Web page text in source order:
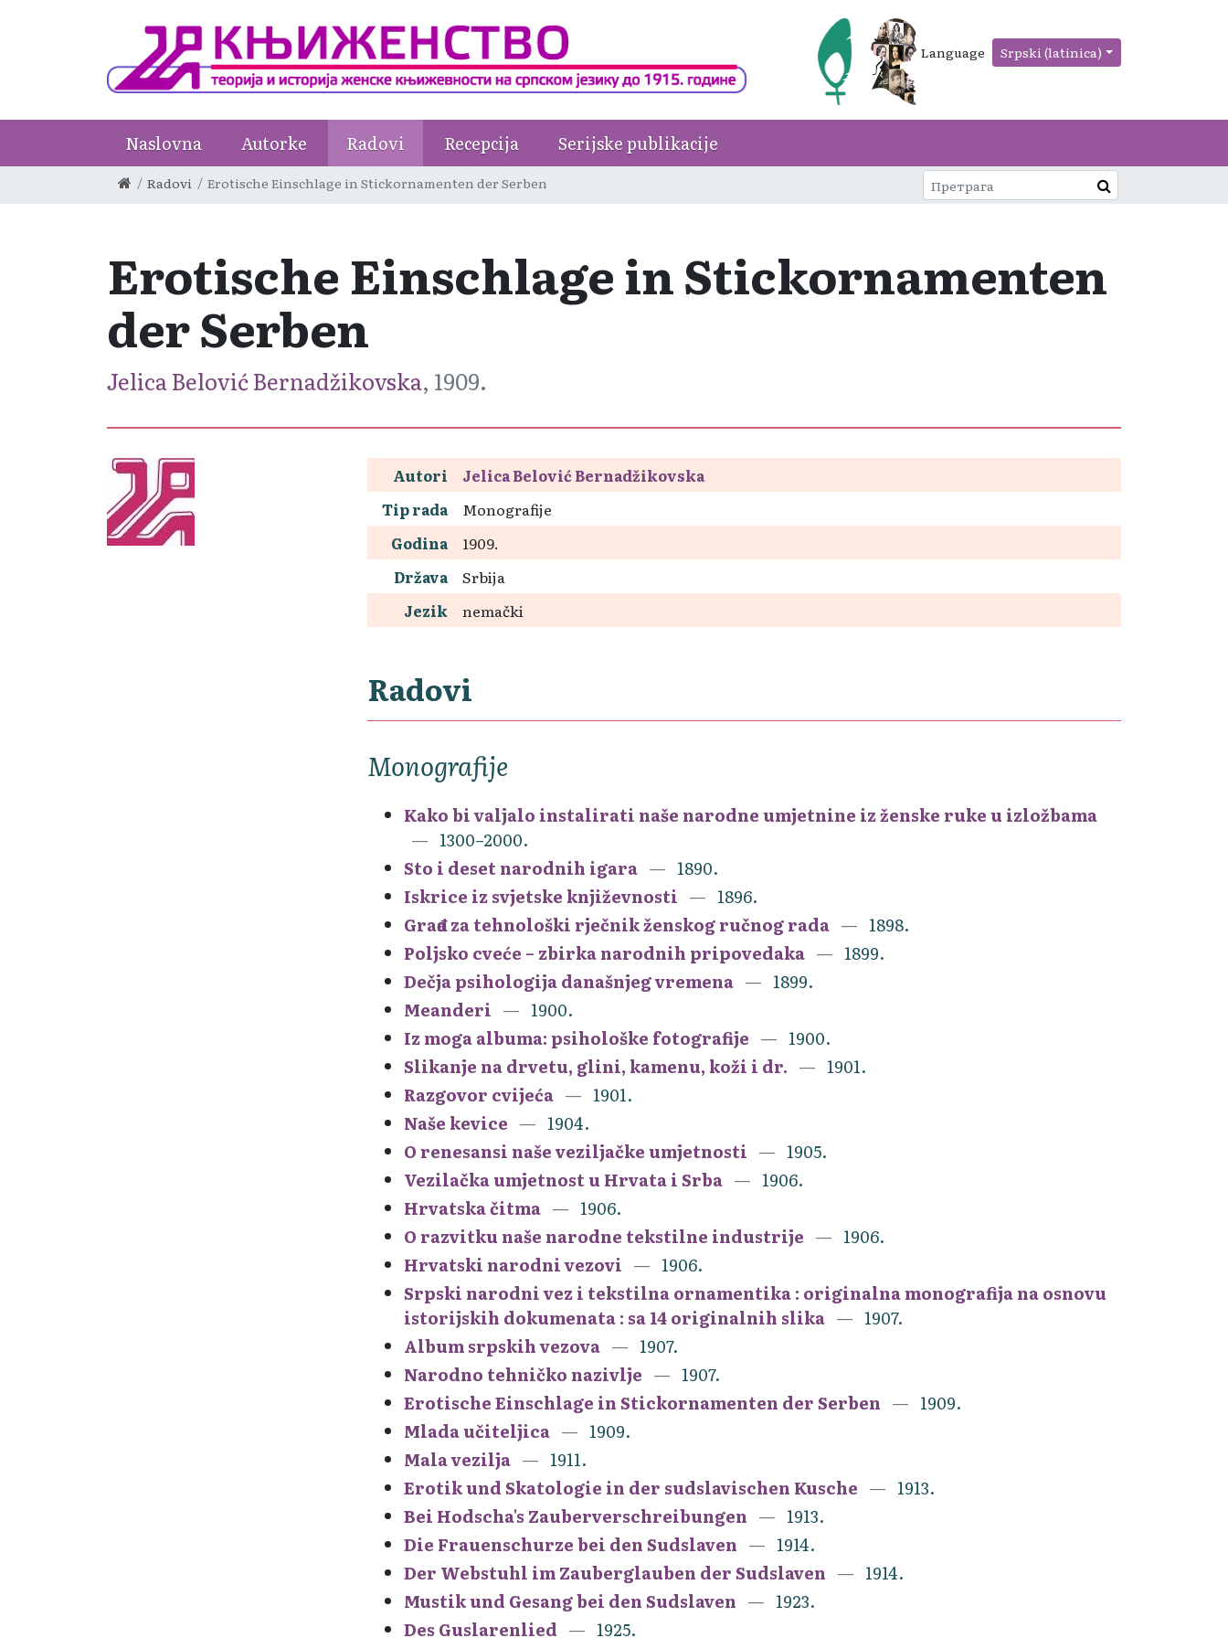
Language Srpski (latinica)
Naslovna Autorke Radovi Recepcija Serijske publikacije
Radovi Erotische Einschlage in Stickornamenten der Serben
Erotische Einschlage in Stickornamenten
der Serben
Jelica Belović Bernadžikovska, 1909.
Autori
Jelica Belović Bernadžikovska
Tip rada
Monografije
Godina
1909.
Država
Srbija
Jezik
nemački
Radovi
Monografije
Kako bi valjalo instalirati naše narodne umjetnine iz ženske ruke u izložbama
1300–2000.
Sto i deset narodnih igara
1890.
Iskrice iz svjetske književnosti
1896.
Građa za tehnološki rječnik ženskog ručnog rada
1898.
Poljsko cveće – zbirka narodnih pripovedaka
1899.
Dečja psihologija današnjeg vremena
1899.
Meanderi
1900.
Iz moga albuma: psihološke fotografije
1900.
Slikanje na drvetu, glini, kamenu, koži i dr.
1901.
Razgovor cvijeća
1901.
Naše kevice
1904.
O renesansi naše veziljačke umjetnosti
1905.
Vezilačka umjetnost u Hrvata i Srba
1906.
Hrvatska čitma
1906.
O razvitku naše narodne tekstilne industrije
1906.
Hrvatski narodni vezovi
1906.
Srpski narodni vez i tekstilna ornamentika : originalna monografija na osnovu
istorijskih dokumenata : sa 14 originalnih slika
1907.
Album srpskih vezova
1907.
Narodno tehničko nazivlje
1907.
Erotische Einschlage in Stickornamenten der Serben
1909.
Mlada učiteljica
1909.
Mala vezilja
1911.
Erotik und Skatologie in der sudslavischen Kusche
1913.
Bei Hodscha's Zauberverschreibungen
1913.
Die Frauenschurze bei den Sudslaven
1914.
Der Webstuhl im Zauberglauben der Sudslaven
1914.
Mustik und Gesang bei den Sudslaven
1923.
Des Guslarenlied
1925.